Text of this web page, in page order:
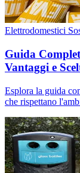
Elettrodomestici
Guida
Vantaggi e
Esplora la guida
che rispettano